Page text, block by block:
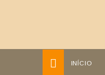
INÍCIO